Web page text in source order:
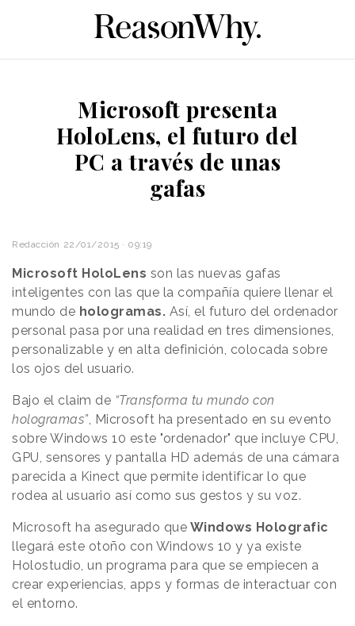
Microsoft presenta
HoloLens, el futuro del
PC a través de unas
gafas
Redacción 22/01/2015 · 09:19
Microsoft HoloLens son las nuevas gafas
inteligentes con las que la compañía quiere llenar el
mundo de hologramas. Así, el futuro del ordenador
personal pasa por una realidad en tres dimensiones,
personalizable y en alta definición, colocada sobre
los ojos del usuario.
Bajo el claim de “Transforma tu mundo con
hologramas”, Microsoft ha presentado en su evento
sobre Windows 10 este "ordenador" que incluye CPU,
GPU, sensores y pantalla HD además de una cámara
parecida a Kinect que permite identificar lo que
rodea al usuario así como sus gestos y su voz.
Microsoft ha asegurado que Windows Holografic
llegará este otoño con Windows 10 y ya existe
Holostudio, un programa para que se empiecen a
crear experiencias, apps y formas de interactuar con
el entorno.